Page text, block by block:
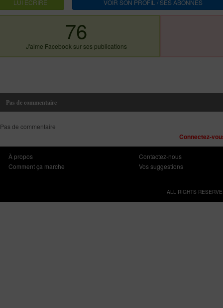
LUI ECRIRE VOIR SON PROFIL / SES ABONNES
76
J'aime Facebook sur ses publications
Pas de commentaire
Pas de commentaire
Connectez-
À propos
Comment ça marche
Contactez-nous
Vos suggestions
ALL RIGHTS